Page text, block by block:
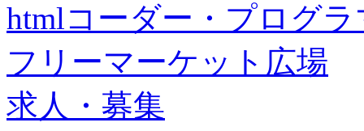
htmlコーダー・プログラ
フリーマーケット広場
求人・募集